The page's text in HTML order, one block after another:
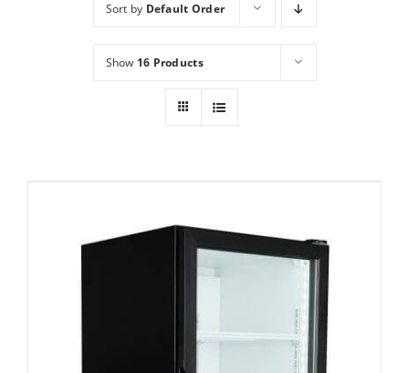
Sort by Default Order
Show 16 Products